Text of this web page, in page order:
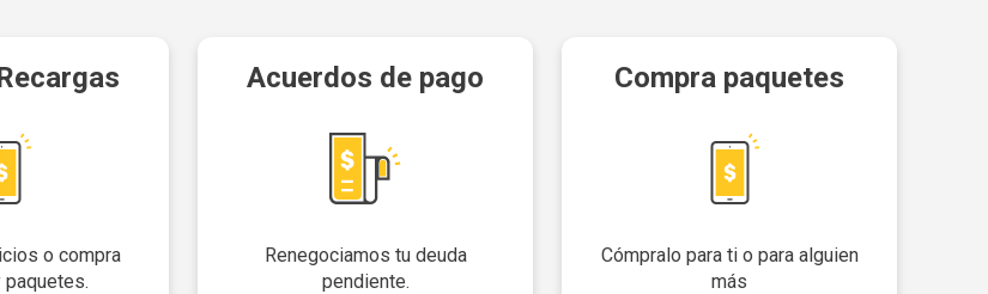
o compra
paquetes.
Acuerdos de pago
Renegociamos tu deuda
pendiente.
Compra paquetes
Cómpralo para ti o para alguien
más